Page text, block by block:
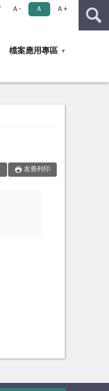
Ａ- Ａ Ａ+
檔案應用專區
友善列印